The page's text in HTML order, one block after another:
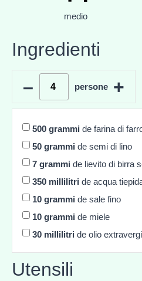
medio
Ingredienti
–
persone +
500 grammi de farina di
50 grammi de semi di lino
7 grammi de lievito di birra
350 millilitri de acqua
10 grammi de sale fino
10 grammi de miele
30 millilitri de olio
Utensili